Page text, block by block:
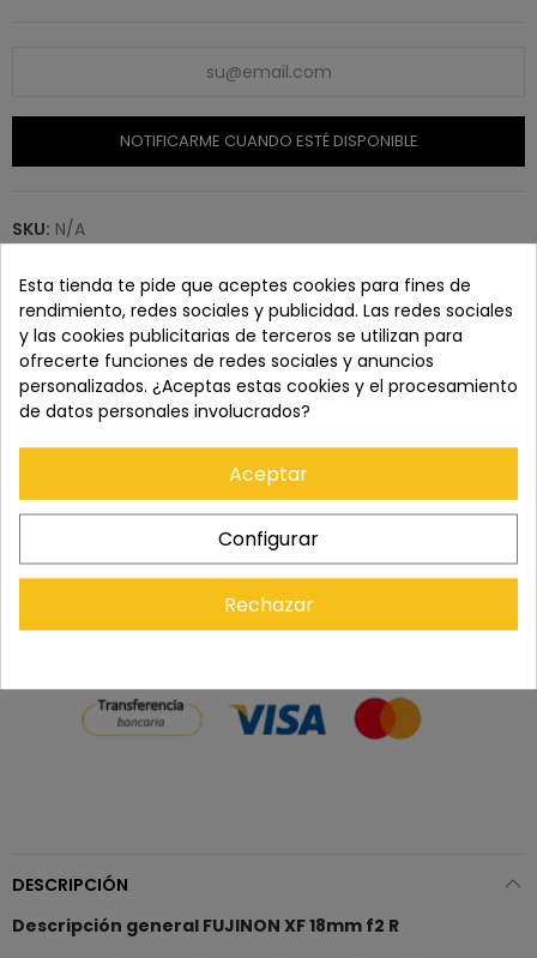
NOTIFICARME CUANDO ESTÉ DISPONIBLE
SKU: N/A
Paga con tranquilidad en nuestro TPV virtual 100%
seguro.
Los pedidos se entregan en un plazo de 5 a 7 días
Recuerda que tienes 15 días, desde la recepción
del pedido, para solicitar la devolución.
DESCRIPCIÓN
Descripción general FUJINON XF 18mm f2 R
Esta tienda te pide que aceptes cookies para fines de
rendimiento, redes sociales y publicidad. Las redes sociales
y las cookies publicitarias de terceros se utilizan para
ofrecerte funciones de redes sociales y anuncios
personalizados. ¿Aceptas estas cookies y el procesamiento
de datos personales involucrados?
Aceptar
Configurar
Rechazar